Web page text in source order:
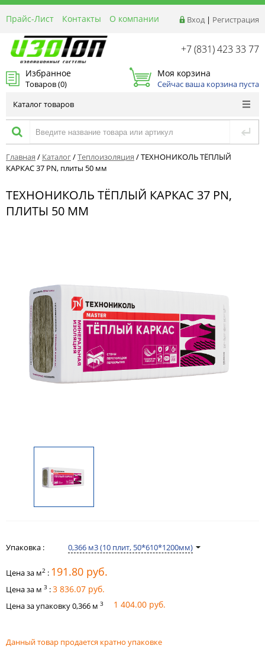
Вход | Регистрация
Прайс-Лист Контакты
О компании
Реквизиты
Доставка
Акции и Распродажи
Оптовым покупателям
+7 (831) 423 33 77
Избранное
Товаров (0)
Моя корзина
Сейчас ваша корзина пуста
Каталог товаров
Главная / Каталог/Теплоизоляция /ТЕХНОНИКОЛЬ ТЁПЛЫЙ
КАРКАС 37 PN, плиты 50 мм
ТЕХНОНИКОЛЬ ТЁПЛЫЙ КАРКАС 37 PN,
ПЛИТЫ 50 ММ
Упаковка : 0,366 м3 (10 плит, 50*610*1200мм)
Цена за м2 : 191.80 руб.
Цена за м 3 :3 836.07 руб.
Цена за упаковку0,366 м 3 1 404.00 руб.
Данный товар продается кратно упаковке